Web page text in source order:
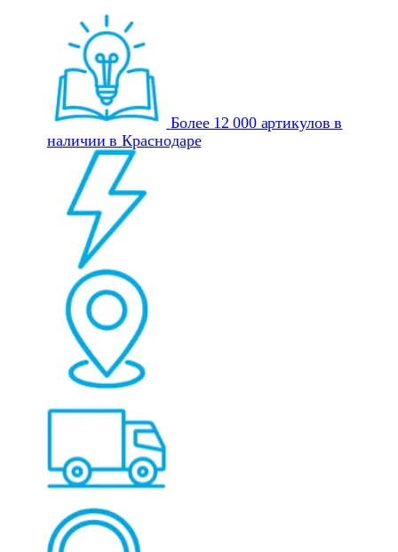
Более 12 000 артикулов в
наличии в Краснодаре